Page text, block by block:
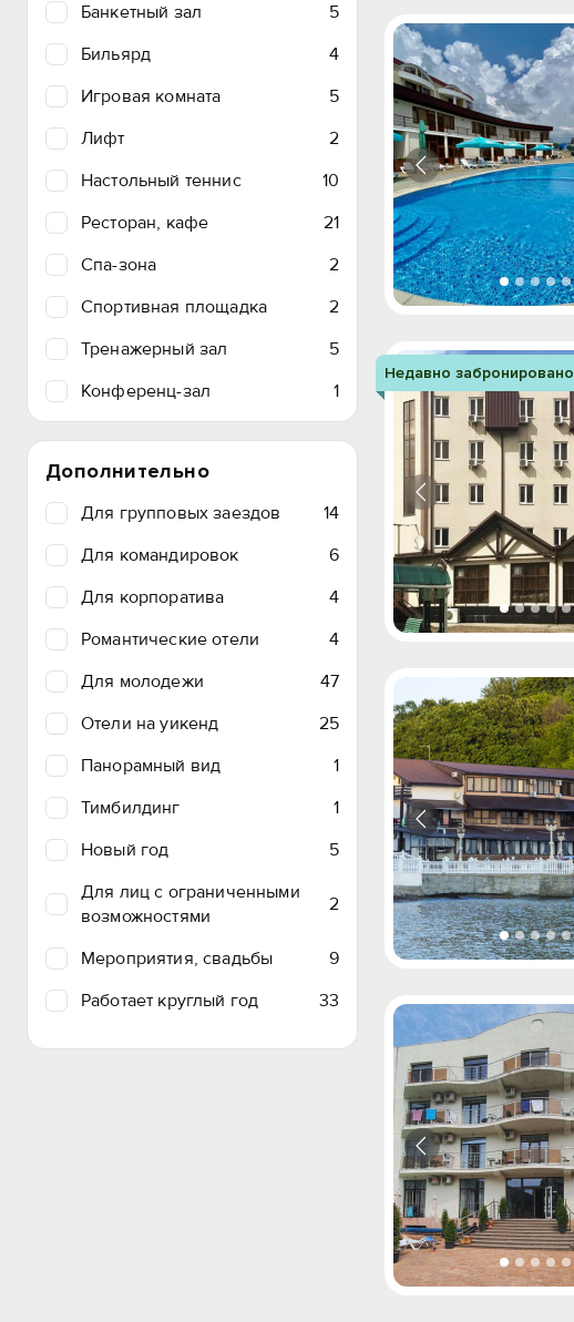
Банкетный зал
5
Бильярд
4
Игровая комната
5
Лифт
2
Настольный теннис
10
Ресторан, кафе
21
Спа-зона
2
Спортивная площадка
2
Тренажерный зал
5
Конференц-зал
1
Дополнительно
Для групповых заездов
14
Для командировок
6
Для корпоратива
4
Романтические отели
4
Для молодежи
47
Отели на уикенд
25
Панорамный вид
1
Тимбилдинг
1
Новый год
5
Для лиц с ограниченными
возможностями
2
Мероприятия, свадьбы
9
Работает круглый год
33
Недавно забронировано